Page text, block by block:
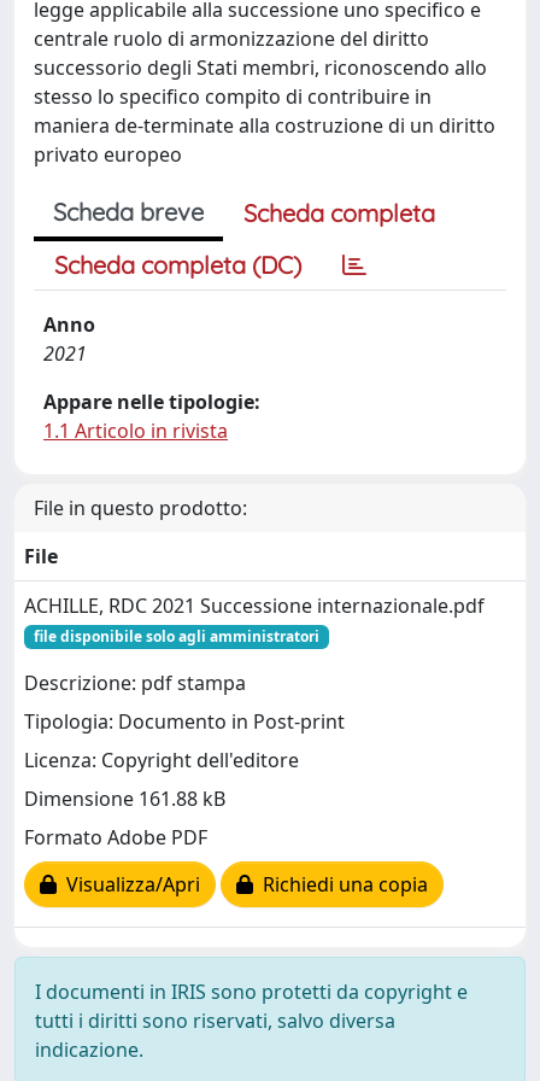
legge applicabile alla successione uno specifico e
centrale ruolo di armonizzazione del diritto
successorio degli Stati membri, riconoscendo allo
stesso lo specifico compito di contribuire in
maniera de-terminate alla costruzione di un diritto
privato europeo
Scheda breve
Scheda completa
Scheda completa (DC)
Anno
2021
Appare nelle tipologie:
1.1 Articolo in rivista
File in questo prodotto:
File
ACHILLE, RDC 2021 Successione internazionale.pdf
file disponibile solo agli amministratori
Descrizione: pdf stampa
Tipologia: Documento in Post-print
Licenza: Copyright dell'editore
Dimensione 161.88 kB
Formato Adobe PDF
Visualizza/Apri
Richiedi una copia
I documenti in IRIS sono protetti da copyright e
tutti i diritti sono riservati, salvo diversa
indicazione.